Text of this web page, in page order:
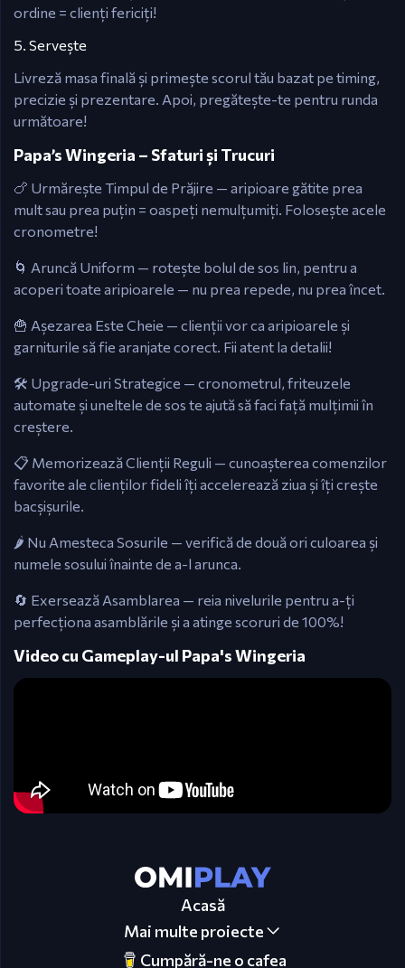
ordine = clienți fericiți!
5. Servește
Livreză masa finală și primește scorul tău bazat pe timing,
precizie și prezentare. Apoi, pregătește-te pentru runda
următoare!
Papa’s Wingeria – Sfaturi și Trucuri
🍗 Urmărește Timpul de Prăjire — aripioare gătite prea
mult sau prea puțin = oaspeți nemulțumiți. Folosește acele
cronometre!
🌀 Aruncă Uniform — rotește bolul de sos lin, pentru a
acoperi toate aripioarele — nu prea repede, nu prea încet.
🍟 Așezarea Este Cheie — clienții vor ca aripioarele și
garniturile să fie aranjate corect. Fii atent la detalii!
🛠️ Upgrade-uri Strategice — cronometrul, friteuzele
automate și uneltele de sos te ajută să faci față mulțimii în
creștere.
📋 Memorizează Clienții Reguli — cunoașterea comenzilor
favorite ale clienților fideli îți accelerează ziua și îți crește
bacșișurile.
🌶️ Nu Amesteca Sosurile — verifică de două ori culoarea și
numele sosului înainte de a-l arunca.
🔄 Exersează Asamblarea — reia nivelurile pentru a-ți
perfecționa asamblările și a atinge scoruri de 100%!
Video cu Gameplay-ul Papa's Wingeria
Acasă
Mai multe proiecte
Cumpără-ne o cafea